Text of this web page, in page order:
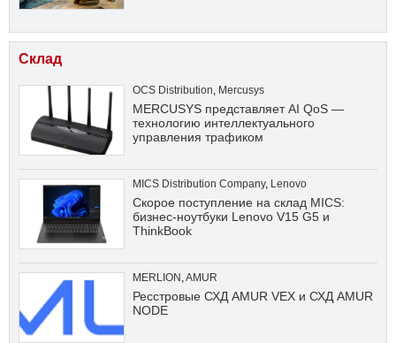
Склад
OCS Distribution, Mercusys
MERCUSYS представляет AI QoS —
технологию интеллектуального
управления трафиком
MICS Distribution Company, Lenovo
Скорое поступление на склад MICS:
бизнес-ноутбуки Lenovo V15 G5 и
ThinkBook
MERLION ,AMUR
Ресстровые СХД AMUR VEX и СХД AMUR
NODE